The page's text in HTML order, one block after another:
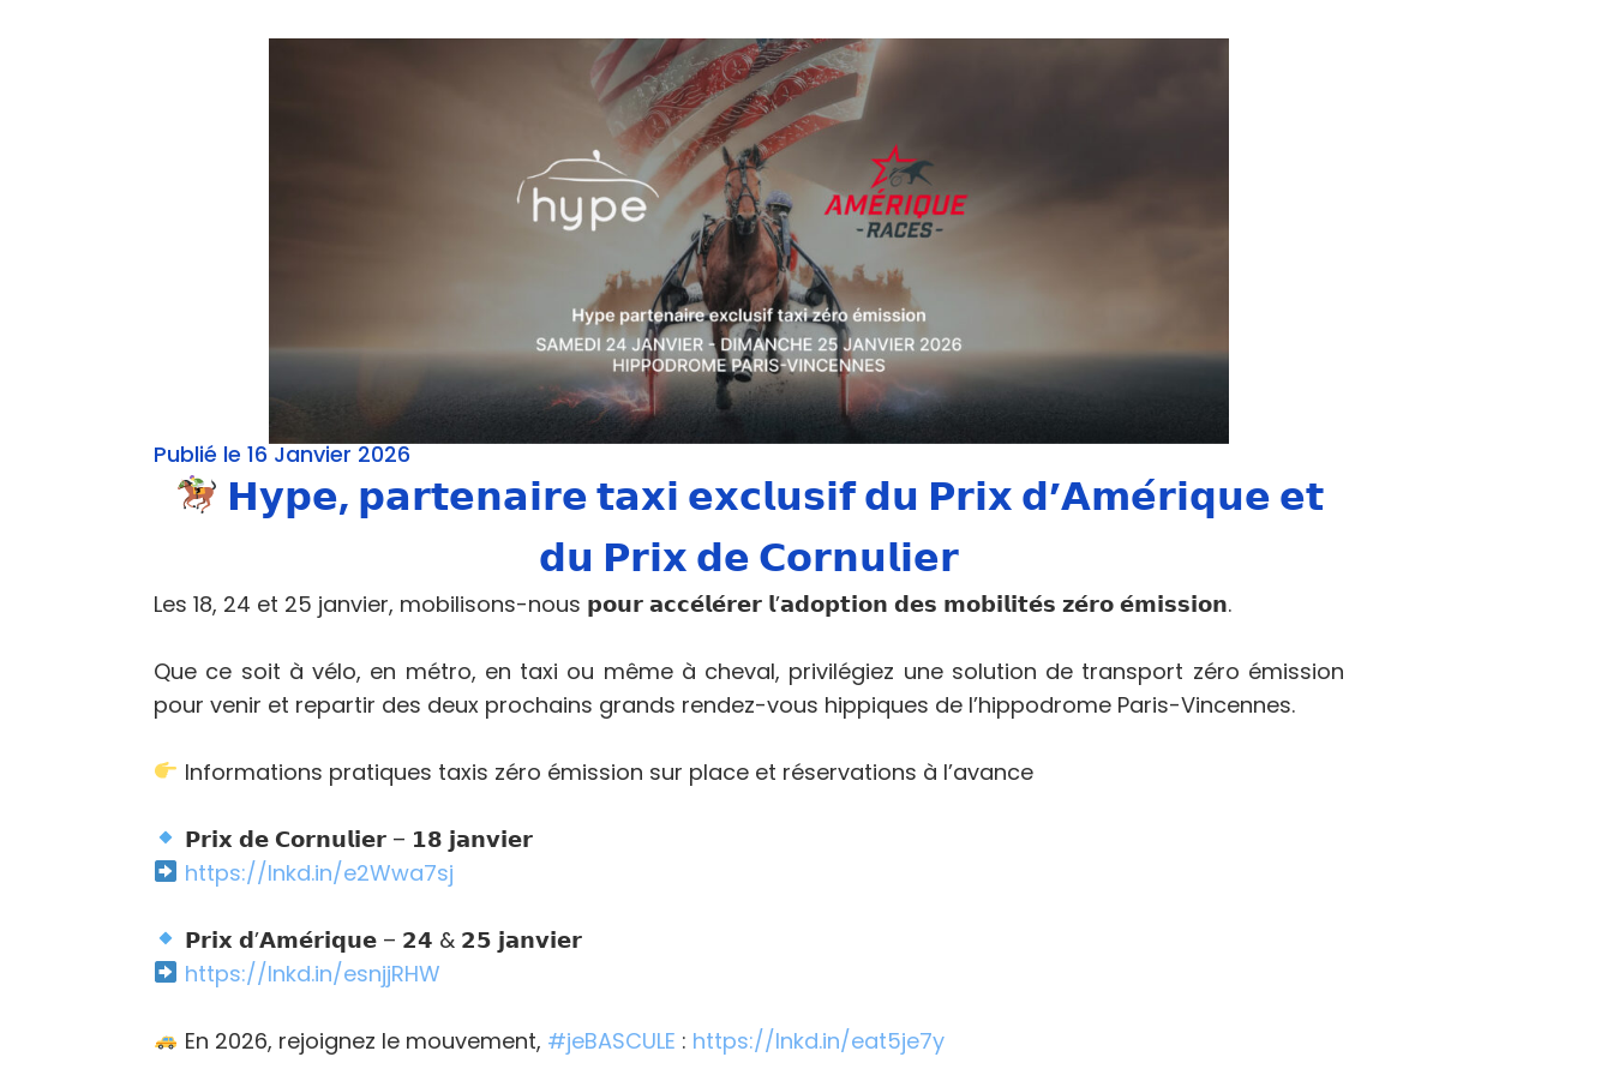
Publié le 16 Janvier 2026
𝗛𝘆𝗽𝗲, 𝗽𝗮𝗿𝘁𝗲𝗻𝗮𝗶𝗿𝗲 𝘁𝗮𝘅𝗶 𝗲𝘅𝗰𝗹𝘂𝘀𝗶𝗳 𝗱𝘂 𝗣𝗿𝗶𝘅 𝗱’𝗔𝗺𝗲́𝗿𝗶𝗾𝘂𝗲 𝗲𝘁
𝗱𝘂 𝗣𝗿𝗶𝘅 𝗱𝗲 𝗖𝗼𝗿𝗻𝘂𝗹𝗶𝗲𝗿
Les 18, 24 et 25 janvier, mobilisons-nous 𝗽𝗼𝘂𝗿 𝗮𝗰𝗰𝗲́𝗹𝗲́𝗿𝗲𝗿 𝗹’𝗮𝗱𝗼𝗽𝘁𝗶𝗼𝗻 𝗱𝗲𝘀 𝗺𝗼𝗯𝗶𝗹𝗶𝘁𝗲́𝘀 𝘇𝗲́𝗿𝗼 𝗲́𝗺𝗶𝘀𝘀𝗶𝗼𝗻.
Que ce soit à vélo, en métro, en taxi ou même à cheval, privilégiez une solution de transport zéro émission
pour venir et repartir des deux prochains grands rendez-vous hippiques de l’hippodrome Paris-Vincennes.
Informations pratiques taxis zéro émission sur place et réservations à l’avance
𝗣𝗿𝗶𝘅 𝗱𝗲 𝗖𝗼𝗿𝗻𝘂𝗹𝗶𝗲𝗿 – 𝟭𝟴 𝗷𝗮𝗻𝘃𝗶𝗲𝗿
https://lnkd.in/e2Wwa7sj
𝗣𝗿𝗶𝘅 𝗱’𝗔𝗺𝗲́𝗿𝗶𝗾𝘂𝗲 – 𝟮𝟰 & 𝟮𝟱 𝗷𝗮𝗻𝘃𝗶𝗲𝗿
https://lnkd.in/esnjjRHW
En 2026, rejoignez le mouvement, #jeBASCULE : https://lnkd.in/eat5je7y